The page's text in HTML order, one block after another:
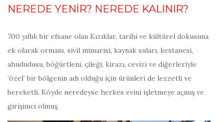
NEREDE YENİR? NEREDE KALINIR?
700 yıllık bir efsane olan Kızıklar, tarihi ve kültürel dokusuna
ek olarak ormanı, sivil mimarisi, kaynak suları, kestanesi,
ahududusu, böğürtleni, çileği, kirazı, cevizi ve diğerleriyle
‘özel’ bir bölgenin adı olduğu için ürünleri de lezzetli ve
bereketli. Köyde neredeyse herkes evini işletmeye açmış ve
girişimci olmuş.